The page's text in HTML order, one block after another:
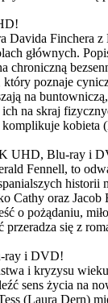
Davida Finchera z
głównych.
chroniczną
poznaje
na
na skraj
kobieta
UHD, Blu-ray i
Fennell, to
historii
Cathy oraz
o pożądaniu,
przeradza się z
ray i DVD!
i kryzysu
sens życia na
(Laura Dern)